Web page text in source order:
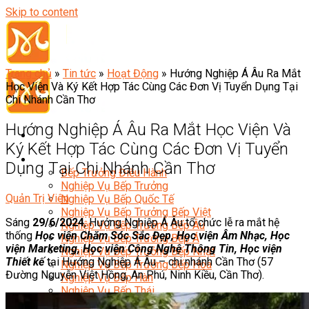
Skip to content
Đầu Bếp
Bếp Trưởng Điều Hành
Nghiệp Vụ Bếp Trưởng
Nghiệp Vụ Bếp Quốc Tế
Nghiệp Vụ Bếp Trưởng Bếp Việt
Nghiệp Vụ Bếp Trưởng Bếp Âu
Nghiệp Vụ Bếp Trưởng Bếp Á
Nghiệp Vụ Bếp Trưởng Bếp Nhật
Nghiệp Vụ Bếp Trưởng Bếp Hoa
Nghiệp Vụ Bếp Hàn
Nghiệp Vụ Bếp Thái
Nghiệp Vụ Bếp Chay
Trang chủ » Tin tức » Hoạt Động » Hướng Nghiệp Á Âu Ra Mắt
Học Viện Và Ký Kết Hợp Tác Cùng Các Đơn Vị Tuyển Dụng Tại
Chi Nhánh Cần Thơ
Hướng Nghiệp Á Âu Ra Mắt Học Viện Và
Ký Kết Hợp Tác Cùng Các Đơn Vị Tuyển
Dụng Tại Chi Nhánh Cần Thơ
Quản Trị Viên
Sáng 29/6/2024, Hướng Nghiệp Á Âu tổ chức lễ ra mắt hệ
thống Học viện Chăm Sóc Sắc Đẹp, Học viện Âm Nhạc, Học
viện Marketing, Học viện Công Nghệ Thông Tin, Học viện
Thiết kếtại Hướng Nghiệp Á Âu – chi nhánh Cần Thơ (57
Đường Nguyễn Việt Hồng, An Phú, Ninh Kiều, Cần Thơ).